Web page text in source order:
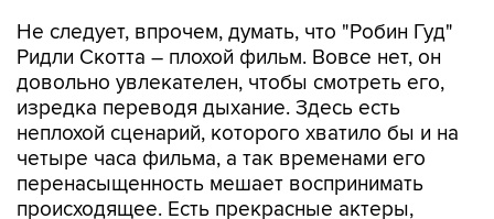
Не следует, впрочем, думать, что "Робин Гуд"
Ридли Скотта – плохой фильм. Вовсе нет, он
довольно увлекателен, чтобы смотреть его,
изредка переводя дыхание. Здесь есть
неплохой сценарий, которого хватило бы и на
четыре часа фильма, а так временами его
перенасыщенность мешает воспринимать
происходящее. Есть прекрасные актеры,